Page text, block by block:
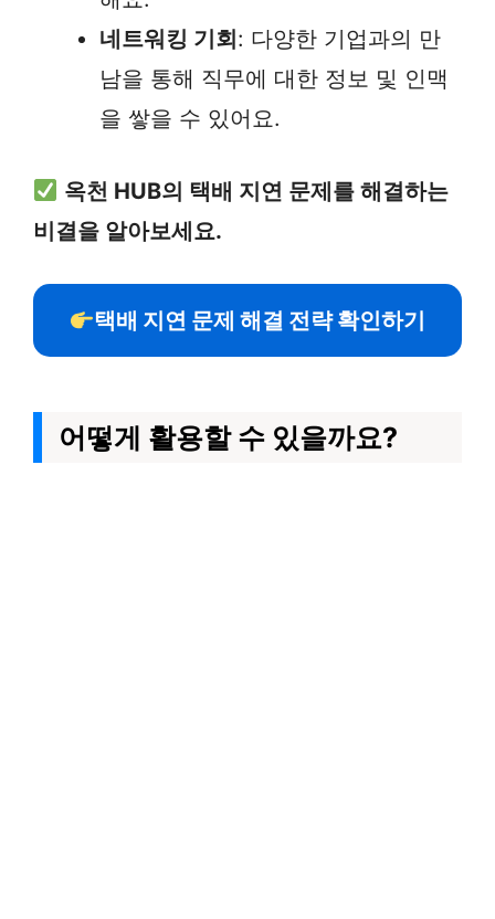
네트워킹 기회: 다양한 기업과의 만
남을 통해 직무에 대한 정보 및 인맥
을 쌓을 수 있어요.
옥천 HUB의 택배 지연 문제를 해결하는
비결을 알아보세요.
택배 지연 문제 해결 전략 확인하기
어떻게 활용할 수 있을까요?